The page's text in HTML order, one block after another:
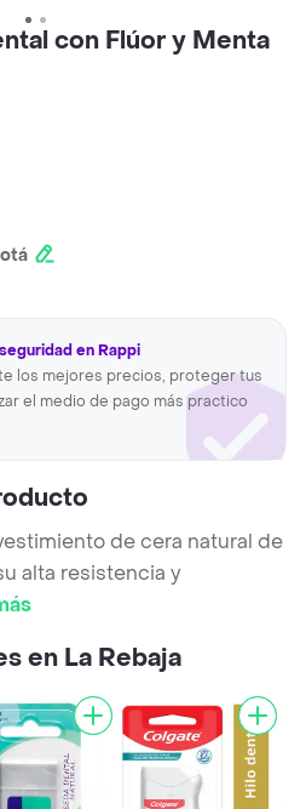
con Flúor y Menta
en Rappi
los mejores precios, proteger tus
el medio de pago más practico
de cera natural de
alta resistencia y
en La Rebaja